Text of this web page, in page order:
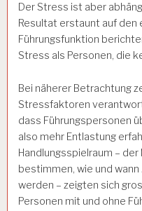
Der Stress ist aber
Resultat erstaunt auf den
Führungsfunktion
Stress als Personen, die
Bei näherer Betrachtung
Stressfaktoren
dass Führungspersonen
also mehr Entlastung
Handlungsspielraum –
bestimmen, wie und
werden – zeigten sich
Personen mit und ohne